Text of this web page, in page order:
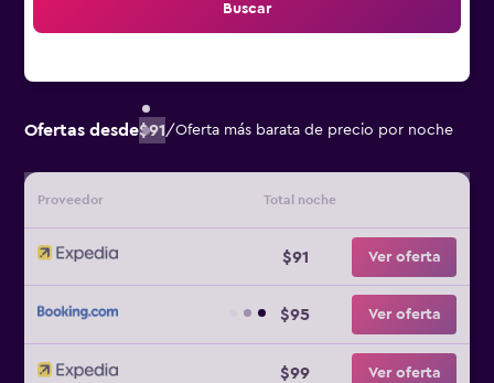
Buscar
Ofertas desde$91/Oferta más barata de precio por noche
Proveedor Total noche
$91 Ver oferta
$95 Ver oferta
$99 Ver oferta